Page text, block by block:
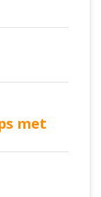
met